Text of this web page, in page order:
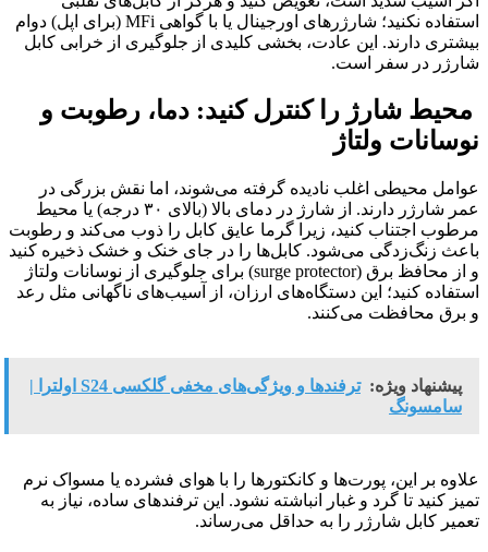
استفاده نکنید؛ شارژرهای اورجینال یا با گواهی MFi (برای اپل) دوام
بیشتری دارند. این عادت، بخشی کلیدی از جلوگیری از خرابی کابل
شارژر در سفر است.
محیط شارژ را کنترل کنید: دما، رطوبت و
نوسانات ولتاژ
عوامل محیطی اغلب نادیده گرفته می‌شوند، اما نقش بزرگی در
عمر شارژر دارند. از شارژ در دمای بالا (بالای ۳۰ درجه) یا محیط
مرطوب اجتناب کنید، زیرا گرما عایق کابل را ذوب می‌کند و رطوبت
باعث زنگ‌زدگی می‌شود. کابل‌ها را در جای خنک و خشک ذخیره کنید
و از محافظ برق (surge protector) برای جلوگیری از نوسانات ولتاژ
استفاده کنید؛ این دستگاه‌های ارزان، از آسیب‌های ناگهانی مثل رعد
و برق محافظت می‌کنند.
پیشنهاد ویژه:
ترفندها و ویژگی‌های مخفی گلکسی S24 اولترا |
سامسونگ
علاوه بر این، پورت‌ها و کانکتورها را با هوای فشرده یا مسواک نرم
تمیز کنید تا گرد و غبار انباشته نشود. این ترفندهای ساده، نیاز به
تعمیر کابل شارژر را به حداقل می‌رساند.